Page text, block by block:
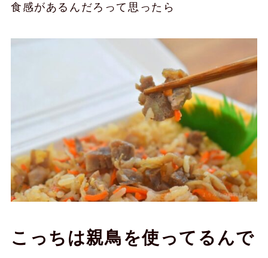
食感があるんだろって思ったら
こっちは親鳥を使ってるんで